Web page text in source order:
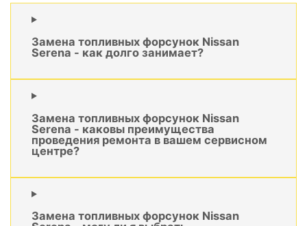
Замена топливных форсунок Nissan
Serena - как долго занимает?
Замена топливных форсунок Nissan
Serena - каковы преимущества
проведения ремонта в вашем сервисном
центре?
Замена топливных форсунок Nissan